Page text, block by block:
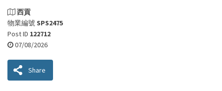
西貢
物業編號SPS2475
Post ID 122712
07/08/2026
Share